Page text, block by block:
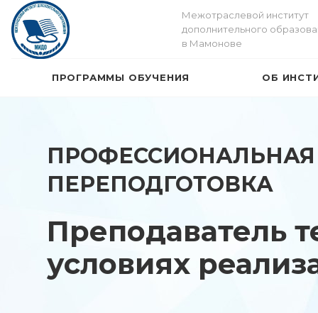
Межотраслевой институт
дополнительного
в Мамонове
ПРОГРАММЫ ОБУЧЕНИЯ ОБ
ПРОФЕССИОНАЛЬНАЯ
ПЕРЕПОДГОТОВКА
Преподаватель
условиях